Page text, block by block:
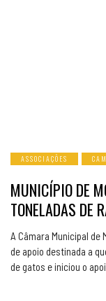
ASSOCIAÇÕES
MUNICÍPIO DE
TONELADAS DE
A Câmara Municipal de
de apoio destinada a
de gatos e iniciou o